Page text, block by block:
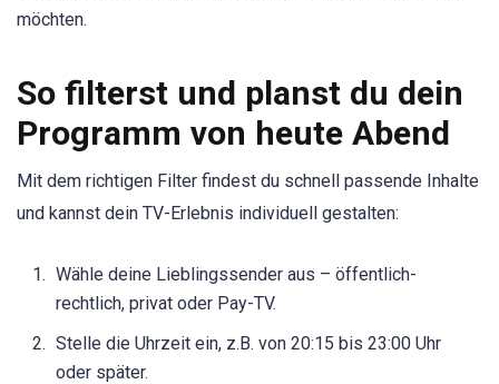
möchten.
So filterst und planst du dein
Programm von heute Abend
Mit dem richtigen Filter findest du schnell passende Inhalte
und kannst dein TV-Erlebnis individuell gestalten:
Wähle deine Lieblingssender aus – öffentlich-
rechtlich, privat oder Pay-TV.
Stelle die Uhrzeit ein, z.B. von 20:15 bis 23:00 Uhr
oder später.